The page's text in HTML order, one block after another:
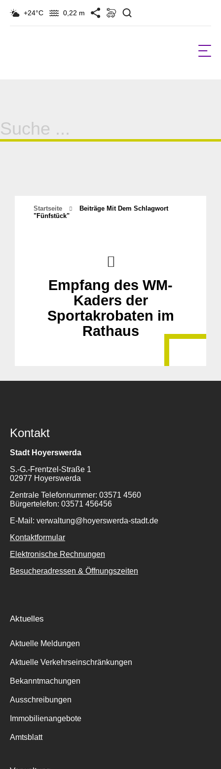
+24°C 0,22 m
Suche
für:
Startseite
Beiträge Mit Dem Schlagwort
"fünfstück"
Empfang des WM-
Kaders der
Sportakrobaten im
Rathaus
Kontakt
Stadt Hoyerswerda
S.-G.-Frentzel-Straße 1
02977 Hoyerswerda
Zentrale Telefonnummer: 03571 4560
Bürgertelefon: 03571 456456
E-Mail: verwaltung@hoyerswerda-stadt.de
Kontaktformular
Elektronische Rechnungen
Besucheradressen & Öffnungszeiten
Aktuelles
Aktuelle Meldungen
Aktuelle Verkehrseinschränkungen
Bekanntmachungen
Ausschreibungen
Immobilienangebote
Amtsblatt